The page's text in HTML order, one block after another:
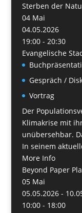
Sterben der
04 Mai
04.05.2026
19:00 - 20:30
Evangelische
Gespräch /
Vortrag
Der
Klimakrise mit
unübersehbar.
In seinem
More Info
Beyond Paper
05 Mai
05.05.2026 -
10:00 - 18:00